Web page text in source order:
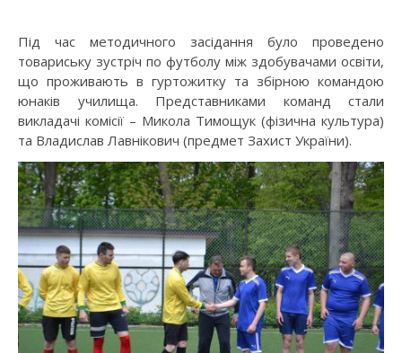
Під час методичного засідання було проведено
товариську зустріч по футболу між здобувачами освіти,
що проживають в гуртожитку та збірною командою
юнаків училища. Представниками команд стали
викладачі комісії – Микола Тимощук (фізична культура)
та Владислав Лавнікович (предмет Захист України).